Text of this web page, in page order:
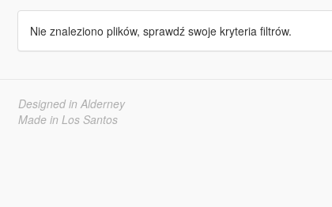
Nie znaleziono plików, sprawdź swoje kryteria filtrów.
Designed in Alderney
Made in Los Santos